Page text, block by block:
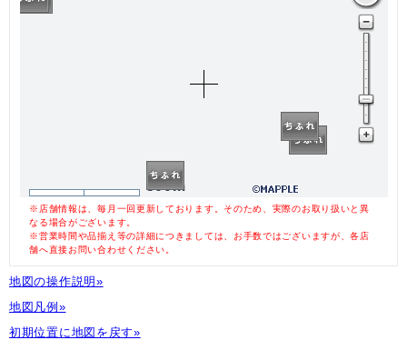
500m
※店舗情報は、毎月一回更新しております。そのため、実際のお取り扱いと異
なる場合がございます。
※営業時間や品揃え等の詳細につきましては、お手数ではございますが、各店
舗へ直接お問い合わせください。
地図の操作説明»
地図凡例»
初期位置に地図を戻す»